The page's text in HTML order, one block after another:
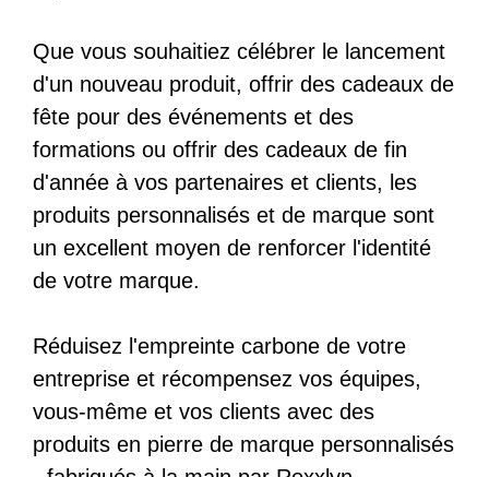
Que vous souhaitiez célébrer le lancement
d'un nouveau produit, offrir des cadeaux de
fête pour des événements et des
formations ou offrir des cadeaux de fin
d'année à vos partenaires et clients, les
produits personnalisés et de marque sont
un excellent moyen de renforcer l'identité
de votre marque.
Réduisez l'empreinte carbone de votre
entreprise et récompensez vos équipes,
vous-même et vos clients avec des
produits en pierre de marque personnalisés